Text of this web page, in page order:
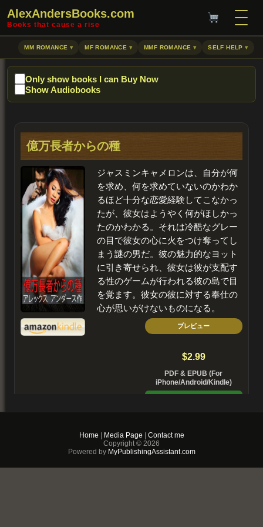
AlexAndersBooks.com
Books that cause a rise
MM ROMANCE MF ROMANCE MMF ROMANCE SELF HELP
Only show books I can Buy Now
Show Audiobooks
億万長者からの種
ジャスミンキャメロンは、自分が何
を求め、何を求めていないのかわか
るほど十分な恋愛経験してこなかっ
たが、彼女はようやく何がほしかっ
たのかわかる。それは冷酷なグレー
の目で彼女の心に火をつけ奪ってし
まう謎の男だ。彼の魅力的なヨット
に引き寄せられ、彼女は彼が支配す
る性のゲームが行われる彼の島で目
を覚ます。彼女の彼に対する奉仕の
心が思いがけないものになる。
プレビュー
$2.99
PDF & EPUB (For
iPhone/Android/Kindle)
Home
Media Page
Contact me
Copyright © 2026
Powered byMyPublishingAssistant.com